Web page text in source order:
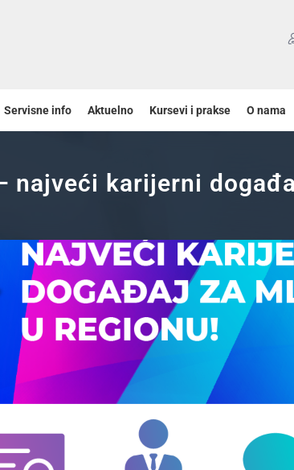
Servisne info Aktuelno Kursevi i prakse O nama
najveći karijerni